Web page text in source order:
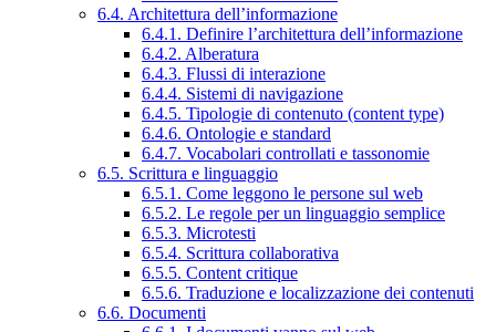
6.4. Architettura dell’informazione
6.4.1. Definire l’architettura dell’informazione
6.4.2. Alberatura
6.4.3. Flussi di interazione
6.4.4. Sistemi di navigazione
6.4.5. Tipologie di contenuto (content type)
6.4.6. Ontologie e standard
6.4.7. Vocabolari controllati e tassonomie
6.5. Scrittura e linguaggio
6.5.1. Come leggono le persone sul web
6.5.2. Le regole per un linguaggio semplice
6.5.3. Microtesti
6.5.4. Scrittura collaborativa
6.5.5. Content critique
6.5.6. Traduzione e localizzazione dei contenuti
6.6. Documenti